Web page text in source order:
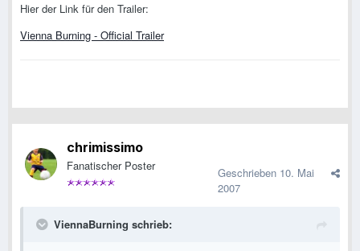
Hier der Link für den Trailer:
Vienna Burning - Official Trailer
chrimissimo
Fanatischer Poster Geschrieben 10. Mai
2007
ViennaBurning schrieb: